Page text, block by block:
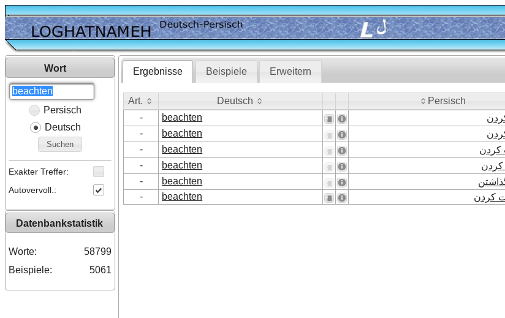
Wort
Persisch
Deutsch
Suchen
Exakter Treffer:
Autovervoll.:
Datenbankstatistik
Worte:
58799
Beispiele:
5061
Ergebnisse Beispiele Erweitern
Art. Deutsch
Persisch
- beachten
-
beachten
-
beachten
کردن
-
beachten
کردن
-
beachten
-
beachten کردن